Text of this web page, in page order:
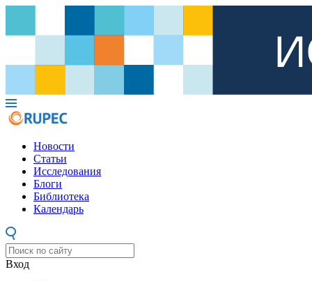
Новости
Статьи
Исследования
Блоги
Библиотека
Календарь
Вход